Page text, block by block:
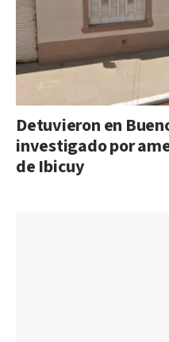
Detuvieron en
investigado por
de Ibicuy